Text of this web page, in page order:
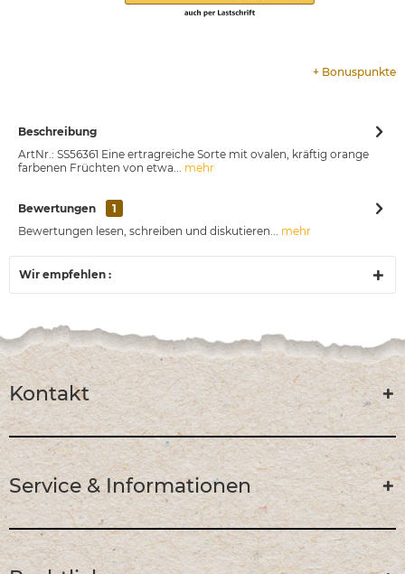
+ Bonuspunkte
Beschreibung
ArtNr.: SS56361 Eine ertragreiche Sorte mit ovalen, kräftig orange
farbenen Früchten von etwa... mehr
Bewertungen
1
Bewertungen lesen, schreiben und diskutieren... mehr
Wir empfehlen :
Kontakt
Service & Informationen